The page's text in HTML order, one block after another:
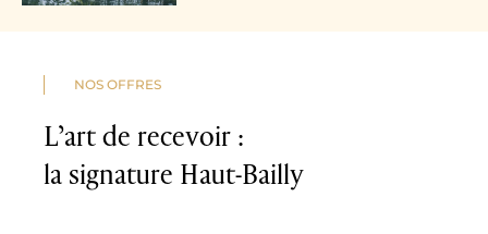
NOS OFFRES
L’art de recevoir :
la signature Haut-Bailly